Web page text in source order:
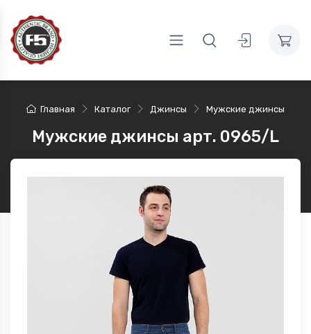
Главная Каталог Джинсы Мужские джинсы
Мужские джинсы арт. 0965/L